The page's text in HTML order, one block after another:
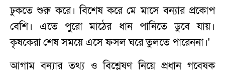
ঢুকতে শুরু করে। বিশেষ করে মে মাসে বন্যার প্রকোপ
বেশি। এতে পুরো মাঠের ধান পানিতে ডুবে যায়।
কৃষকেরা শেষ সময়ে এসে ফসল ঘরে তুলতে পারেননা।'
আগাম বন্যার তথ্য ও বিশ্লেষণ নিয়ে প্রধান গবেষক